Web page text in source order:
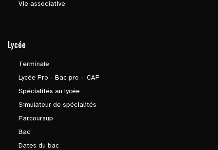
Vie associative
Lycée
Terminale
Lycée Pro - Bac pro – CAP
Spécialités au lycée
Simulateur de spécialités
Parcoursup
Bac
Dates du bac